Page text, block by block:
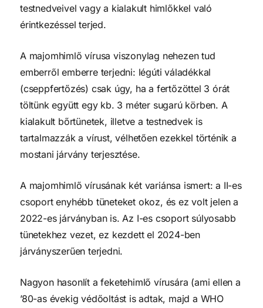
testnedveivel vagy a kialakult himlőkkel való
érintkezéssel terjed.
A majomhimlő vírusa viszonylag nehezen tud
emberről emberre terjedni: légúti váladékkal
(cseppfertőzés) csak úgy, ha a fertőzöttel 3 órát
töltünk együtt egy kb. 3 méter sugarú körben. A
kialakult bőrtünetek, illetve a testnedvek is
tartalmazzák a vírust, vélhetően ezekkel történik a
mostani járvány terjesztése.
A majomhimlő vírusának két variánsa ismert: a II-es
csoport enyhébb tüneteket okoz, és ez volt jelen a
2022-es járványban is. Az I-es csoport súlyosabb
tünetekhez vezet, ez kezdett el 2024-ben
járványszerűen terjedni.
Nagyon hasonlít a feketehimlő vírusára (ami ellen a
’80-as évekig védőoltást is adtak, majd a WHO